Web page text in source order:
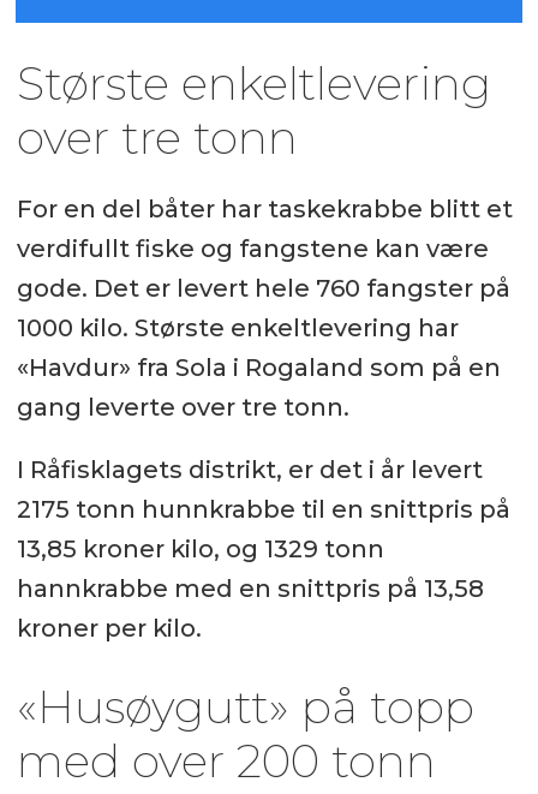
Største enkeltlevering
over tre tonn
For en del båter har taskekrabbe blitt et
verdifullt fiske og fangstene kan være
gode. Det er levert hele 760 fangster på
1000 kilo. Største enkeltlevering har
«Havdur» fra Sola i Rogaland som på en
gang leverte over tre tonn.
I Råfisklagets distrikt, er det i år levert
2175 tonn hunnkrabbe til en snittpris på
13,85 kroner kilo, og 1329 tonn
hannkrabbe med en snittpris på 13,58
kroner per kilo.
«Husøygutt» på topp
med over 200 tonn